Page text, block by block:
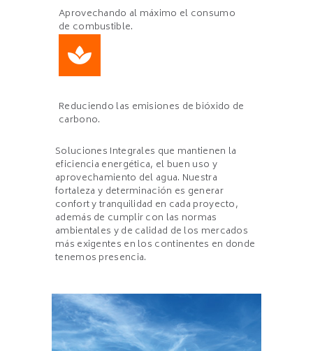
Aprovechando al máximo el consumo
de combustible.
Reduciendo las emisiones de bióxido de
carbono.
Soluciones Integrales que mantienen la
eficiencia energética, el buen uso y
aprovechamiento del agua. Nuestra
fortaleza y determinación es generar
confort y tranquilidad en cada proyecto,
además de cumplir con las normas
ambientales y de calidad de los mercados
más exigentes en los continentes en donde
tenemos presencia.